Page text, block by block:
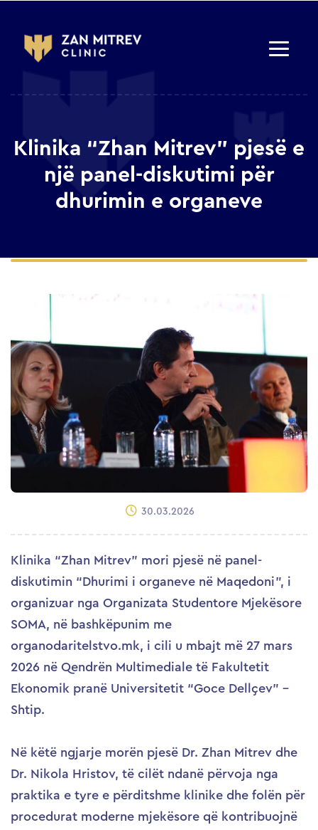
Klinika “Zhan Mitrev” pjesë e
një panel-diskutimi për
dhurimin e organeve
30.03.2026
Klinika “Zhan Mitrev” mori pjesë në panel-
diskutimin “Dhurimi i organeve në Maqedoni”, i
organizuar nga Organizata Studentore Mjekësore
SOMA, në bashkëpunim me
organodaritelstvo.mk, i cili u mbajt më 27 mars
2026 në Qendrën Multimediale të Fakultetit
Ekonomik pranë Universitetit “Goce Dellçev” –
Shtip.
Në këtë ngjarje morën pjesë Dr. Zhan Mitrev dhe
Dr. Nikola Hristov, të cilët ndanë përvoja nga
praktika e tyre e përditshme klinike dhe folën për
procedurat moderne mjekësore që kontribuojnë